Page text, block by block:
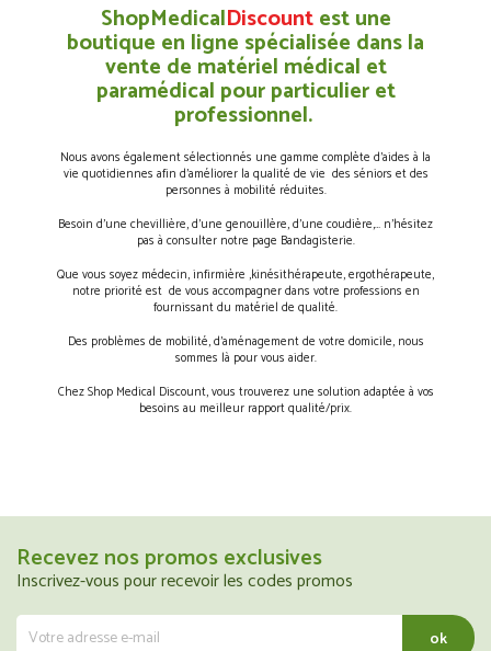
ShopMedicalDiscountest une
boutique en ligne spécialisée dans la
vente de matériel médical et
paramédical pour particulier et
professionnel.
Nous avons également sélectionnés une gamme complète d’aides à la
vie quotidiennes afin d’améliorer la qualité de vie des séniors et des
personnes à mobilité réduites.
Besoin d’une chevillière, d’une genouillère, d’une coudière,… n’hésitez
pas à consulter notre page Bandagisterie.
Que vous soyez médecin, infirmière ,kinésithérapeute, ergothérapeute,
notre priorité est de vous accompagner dans votre professions en
fournissant du matériel de qualité.
Des problèmes de mobilité, d’aménagement de votre domicile, nous
sommes là pour vous aider.
Chez Shop Medical Discount, vous trouverez une solution adaptée à vos
besoins au meilleur rapport qualité/prix.
Recevez nos promos exclusives
Inscrivez-vous pour recevoir les codes promos